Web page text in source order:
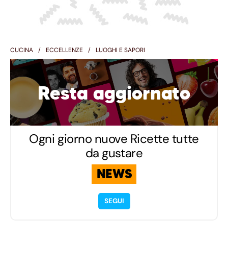
CUCINA ECCELLENZE LUOGHI E SAPORI
Resta aggiornato
Ogni giorno nuove Ricette tutte
da gustare
NEWS
SEGUI